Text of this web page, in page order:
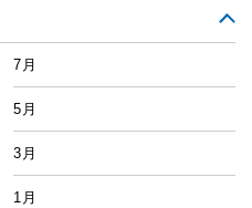
7月
5月
3月
1月